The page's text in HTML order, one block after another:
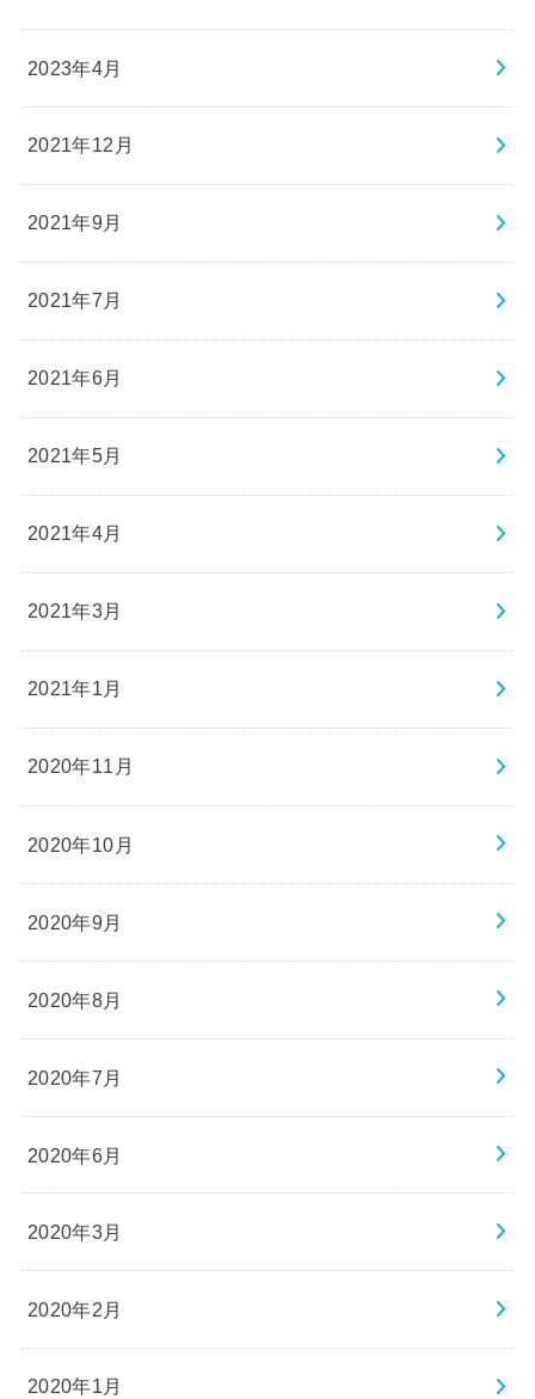
2023年4月
2021年12月
2021年9月
2021年7月
2021年6月
2021年5月
2021年4月
2021年3月
2021年1月
2020年11月
2020年10月
2020年9月
2020年8月
2020年7月
2020年6月
2020年3月
2020年2月
2020年1月